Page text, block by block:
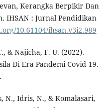
Kerangka Berpikir Dan
IHSAN : Jurnal Pendidikan
10.61104/ihsan.v3i2.989
& Najicha, F. U. (2022).
Di Era Pandemi Covid 19.
N., Idris, N., & Komalasari,